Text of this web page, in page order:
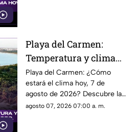
Playa del Carmen:
Temperatura y clima
hoy 7 de agosto de
2026.
Playa del Carmen: ¿Cómo
estará el clima hoy, 7 de
agosto de 2026? Descubre la
temperatura actual y las
agosto 07, 2026 07:00 a. m.